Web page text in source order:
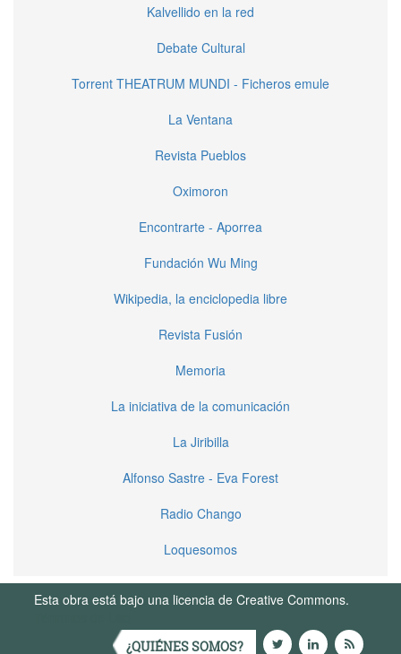
Kalvellido en la red
Debate Cultural
Torrent THEATRUM MUNDI - Ficheros emule
La Ventana
Revista Pueblos
Oximoron
Encontrarte - Aporrea
Fundación Wu Ming
Wikipedia, la enciclopedia libre
Revista Fusión
Memoria
La iniciativa de la comunicación
La Jiribilla
Alfonso Sastre - Eva Forest
Radio Chango
Loquesomos
Esta obra está bajo una licencia de Creative Commons.
¿QUIÉNES SOMOS?